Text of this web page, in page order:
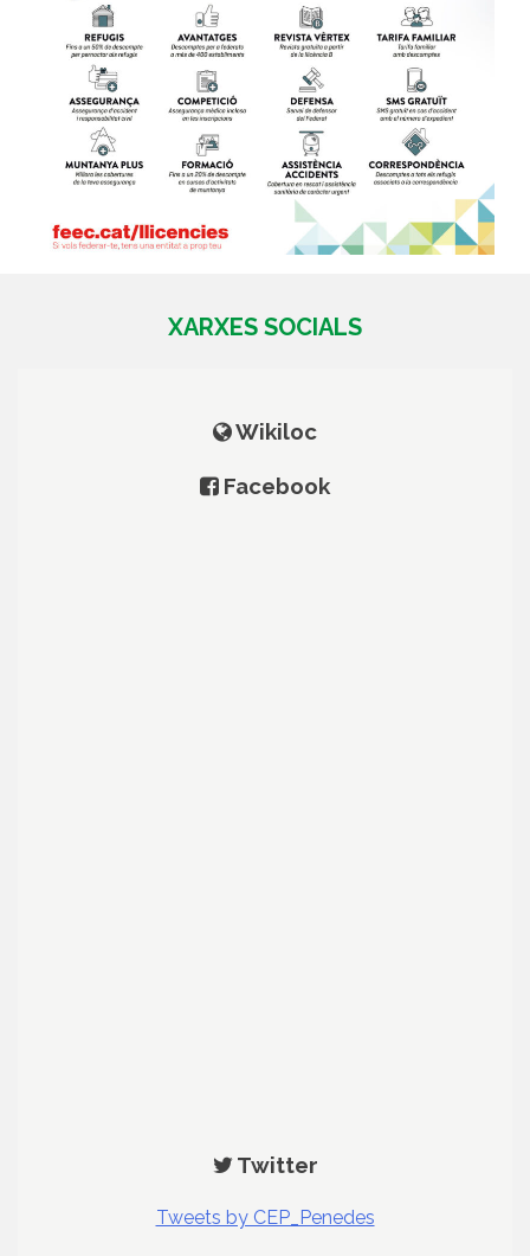
XARXES SOCIALS
Wikiloc
Facebook
Twitter
Tweets by CEP_Penedes